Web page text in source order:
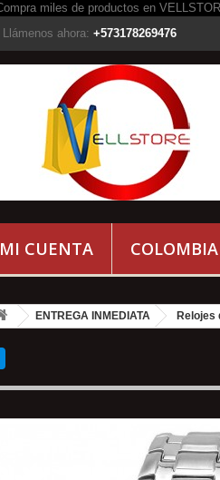
Llámenos ahora: +573178269476
MI CUENTA COLOMBIA
ENTREGA INMEDIATA Relojes